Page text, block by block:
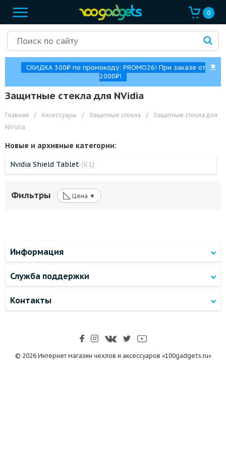
0
СКИДКА 300₽ по промокоду: PROMO26! При заказе от
2000₽!
✖
Защитные стекла для NVidia
Главная / Аксессуары / Защитные стекла /
Защитные стекла для
NVidia
Новые и архивные категории:
Nvidia Shield Tablet (K1)
Фильтры ◺ Цена ▼
Информация
Служба поддержки
Контакты
© 2026 Интернет магазин чехлов и аксессуаров «100gadgets.ru»